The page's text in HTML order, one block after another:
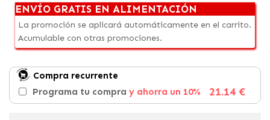
ENVÍO GRATIS EN ALIMENTACIÓN
La promoción se aplicará automáticamente en el carrito.
Acumulable con otras promociones.
Compra recurrente
Programa tu compra y ahorra un 10% 21.14 €